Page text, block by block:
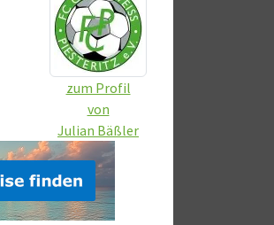
zum Profil
von
Julian Bäßler